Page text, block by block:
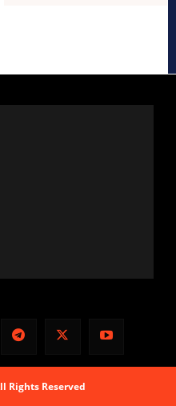
Rights Reserved